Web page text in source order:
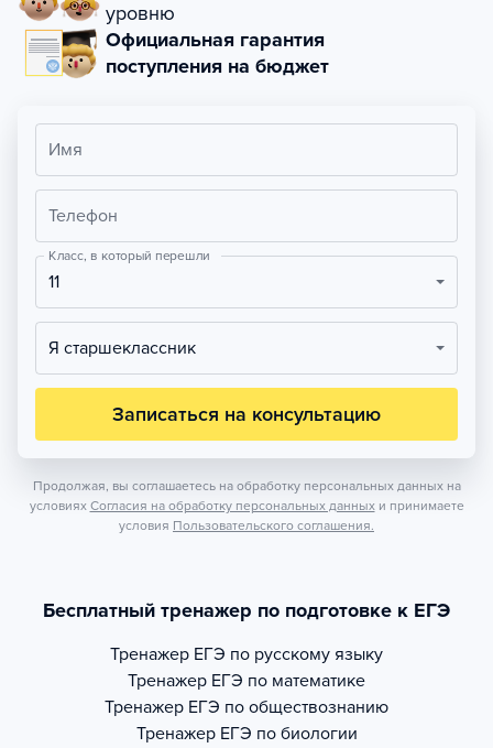
уровню
Официальная гарантия
поступления на бюджет
Имя
Телефон
Класс, в который перешли
11
Я старшеклассник
Записаться на консультацию
Продолжая, вы соглашаетесь на обработку персональных данных на
условиях Согласия на обработку персональных данных и принимаете
условия Пользовательского соглашения.
Бесплатный тренажер по подготовке к ЕГЭ
Тренажер ЕГЭ по русскому языку
Тренажер ЕГЭ по математике
Тренажер ЕГЭ по обществознанию
Тренажер ЕГЭ по биологии